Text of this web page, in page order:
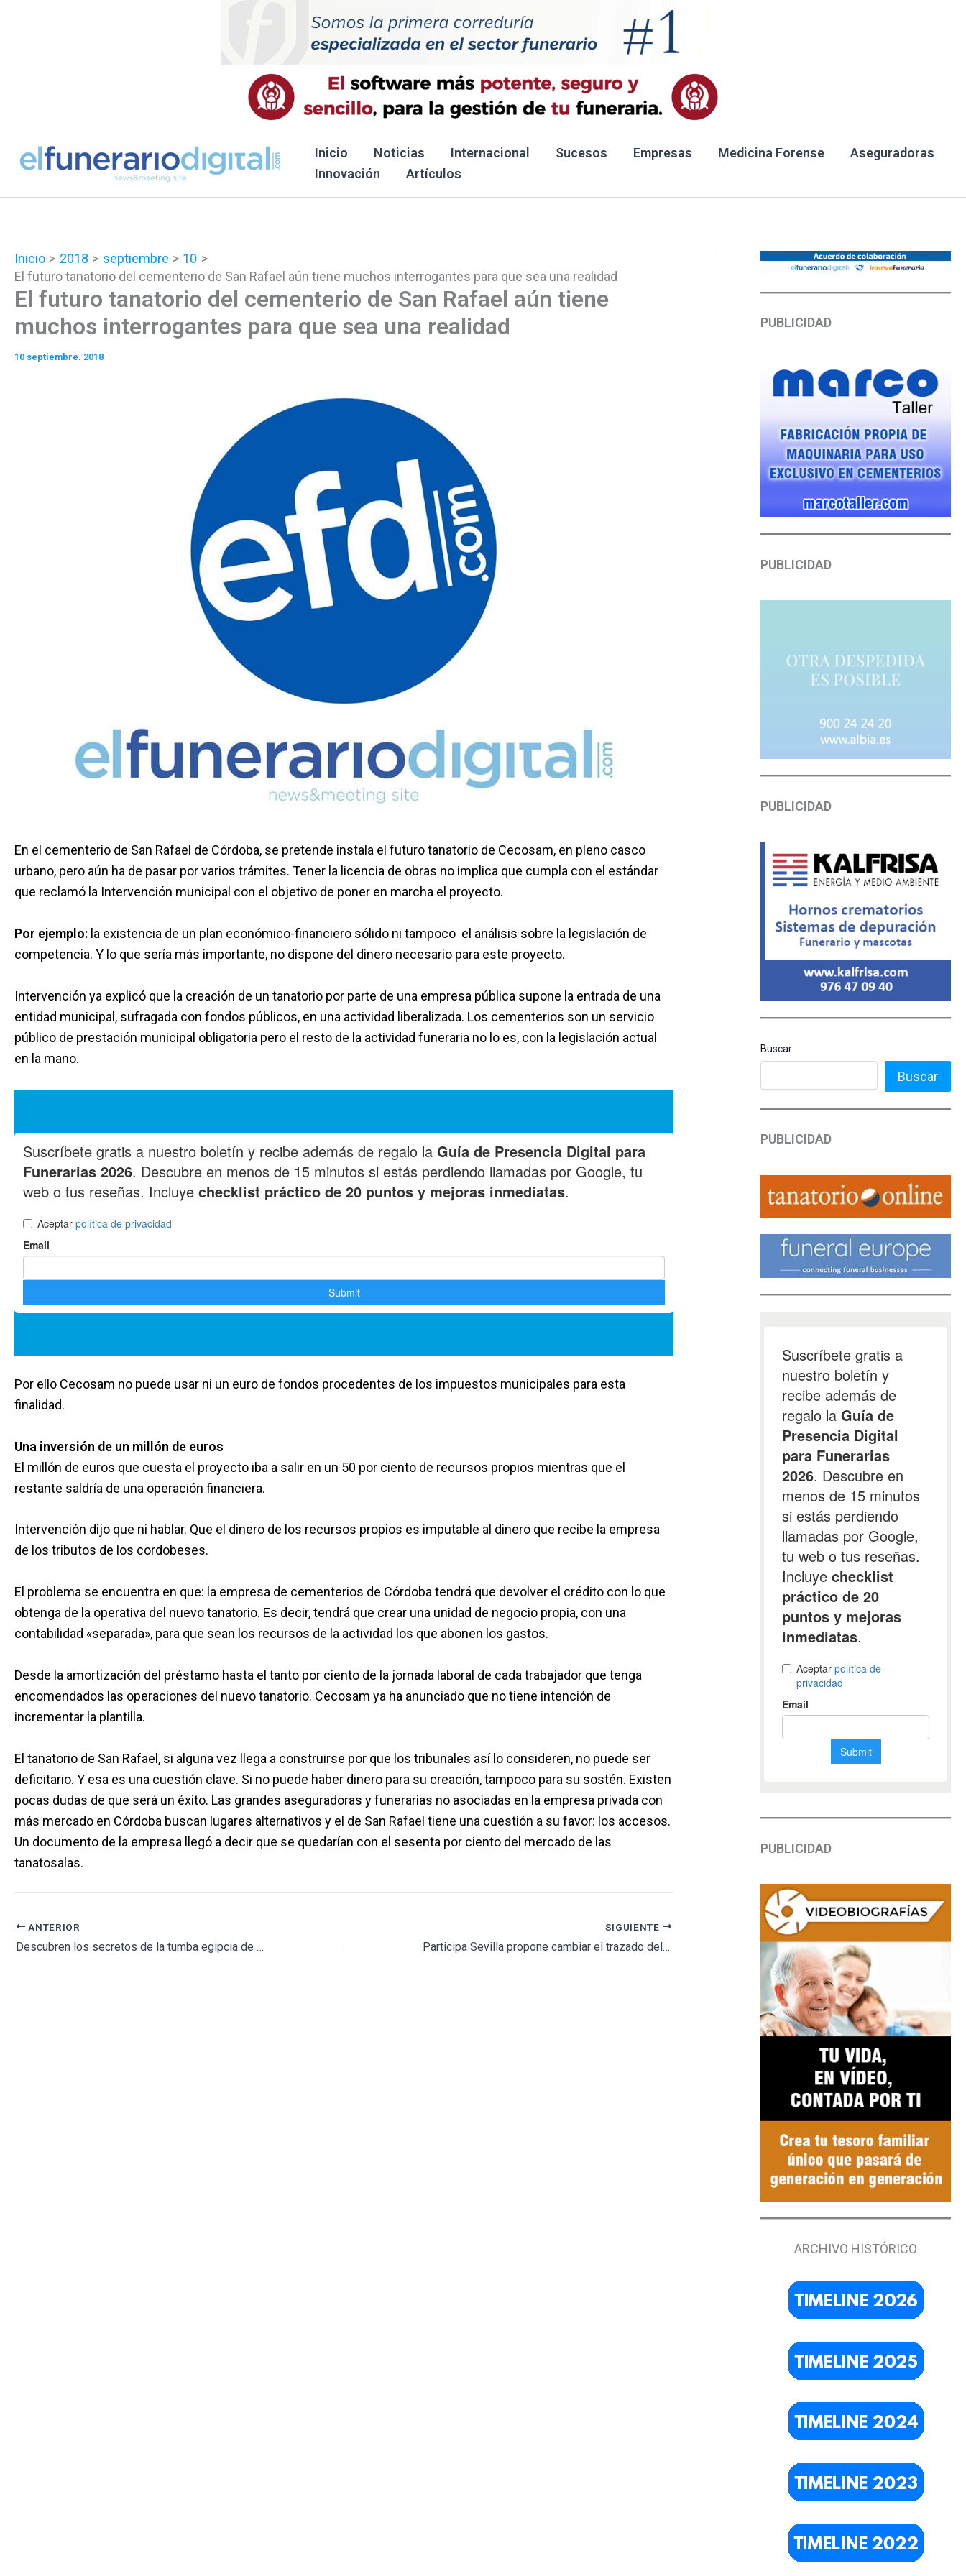
Inicio Noticias Internacional Sucesos Empresas Medicina Forense
Aseguradoras
Innovación
Artículos
Inicio 2018 septiembre
10
El futuro tanatorio del cementerio de San Rafael aún tiene muchos interrogantes para que sea una realidad
El futuro tanatorio del cementerio de San Rafael aún tiene
muchos interrogantes para que sea una realidad
10 septiembre. 2018
En el cementerio de San Rafael de Córdoba, se pretende instala el futuro tanatorio de Cecosam, en pleno casco
urbano, pero aún ha de pasar por varios trámites. Tener la licencia de obras no implica que cumpla con el estándar
que reclamó la Intervención municipal con el objetivo de poner en marcha el proyecto.
Por ejemplo: la existencia de un plan económico-financiero sólido ni tampoco el análisis sobre la legislación de
competencia. Y lo que sería más importante, no dispone del dinero necesario para este proyecto.
Intervención ya explicó que la creación de un tanatorio por parte de una empresa pública supone la entrada de una
entidad municipal, sufragada con fondos públicos, en una actividad liberalizada. Los cementerios son un servicio
público de prestación municipal obligatoria pero el resto de la actividad funeraria no lo es, con la legislación actual
en la mano.
Por ello Cecosam no puede usar ni un euro de fondos procedentes de los impuestos municipales para esta
finalidad.
Una inversión de un millón de euros
El millón de euros que cuesta el proyecto iba a salir en un 50 por ciento de recursos propios mientras que el
restante saldría de una operación financiera.
Intervención dijo que ni hablar. Que el dinero de los recursos propios es imputable al dinero que recibe la empresa
de los tributos de los cordobeses.
El problema se encuentra en que: la empresa de cementerios de Córdoba tendrá que devolver el crédito con lo que
obtenga de la operativa del nuevo tanatorio. Es decir, tendrá que crear una unidad de negocio propia, con una
contabilidad «separada», para que sean los recursos de la actividad los que abonen los gastos.
Desde la amortización del préstamo hasta el tanto por ciento de la jornada laboral de cada trabajador que tenga
encomendados las operaciones del nuevo tanatorio. Cecosam ya ha anunciado que no tiene intención de
incrementar la plantilla.
El tanatorio de San Rafael, si alguna vez llega a construirse por que los tribunales así lo consideren, no puede ser
deficitario. Y esa es una cuestión clave. Si no puede haber dinero para su creación, tampoco para su sostén. Existen
pocas dudas de que será un éxito. Las grandes aseguradoras y funerarias no asociadas en la empresa privada con
más mercado en Córdoba buscan lugares alternativos y el de San Rafael tiene una cuestión a su favor: los accesos.
Un documento de la empresa llegó a decir que se quedarían con el sesenta por ciento del mercado de las
tanatosalas.
ANTERIOR
Descubren los secretos de la tumba egipcia de Mehu que vivió hace 4.300 años
SIGUIENTE
Participa Sevilla propone cambiar el trazado del camino que conecta Santiponce con el cementerio
PUBLICIDAD
PUBLICIDAD
PUBLICIDAD
Buscar
Buscar
PUBLICIDAD
PUBLICIDAD
ARCHIVO HISTÓRICO